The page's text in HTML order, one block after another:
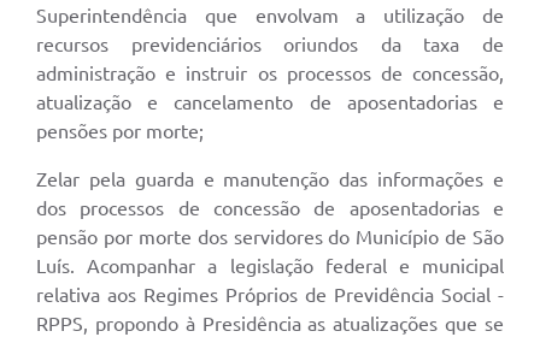
Superintendência que envolvam a utilização de
recursos previdenciários oriundos da taxa de
administração e instruir os processos de concessão,
atualização e cancelamento de aposentadorias e
pensões por morte;
Zelar pela guarda e manutenção das informações e
dos processos de concessão de aposentadorias e
pensão por morte dos servidores do Município de São
Luís. Acompanhar a legislação federal e municipal
relativa aos Regimes Próprios de Previdência Social -
RPPS, propondo à Presidência as atualizações que se